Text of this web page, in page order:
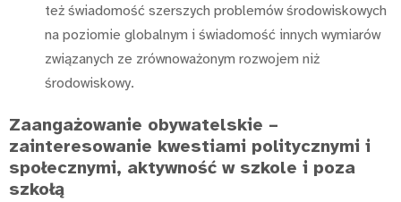
też świadomość szerszych problemów środowiskowych
na poziomie globalnym i świadomość innych wymiarów
związanych ze zrównoważonym rozwojem niż
środowiskowy.
Zaangażowanie obywatelskie –
zainteresowanie kwestiami politycznymi i
społecznymi, aktywność w szkole i poza
szkołą